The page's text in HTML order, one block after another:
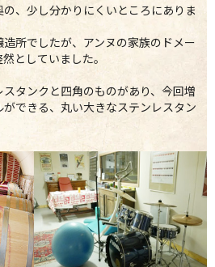
、少し分かりにくいところにありま
所でしたが、アンヌの家族のドメー
としていました。
タンクと四角のものがあり、今回増
できる、丸い大きなステンレスタン